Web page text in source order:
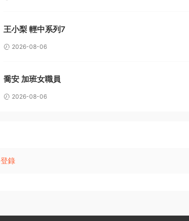
王小梨 輕中系列7
2026-08-06
喬安 加班女職員
2026-08-06
登錄